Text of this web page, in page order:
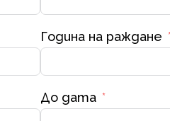
Година на раждане
До дата